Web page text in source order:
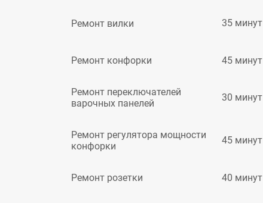
Ремонт вилки 35 минут
Ремонт конфорки 45 минут
Ремонт переключателей
варочных панелей
30 минут
Ремонт регулятора мощности
конфорки
45 минут
Ремонт розетки 40 минут